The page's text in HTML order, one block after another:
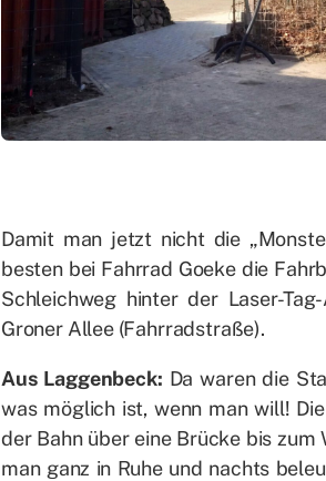
Da­mit man jetzt nicht die
bes­ten bei Fahr­rad Goe­ke die
Schleich­weg hin­ter der La­ser-
Gro­ner Al­lee (Fahr­rad­stra­ße).
Aus Lag­gen­beck: Da wa­ren die
was mög­lich ist, wenn man will!
der Bahn über eine Brü­cke bis
man ganz in Ruhe und nachts